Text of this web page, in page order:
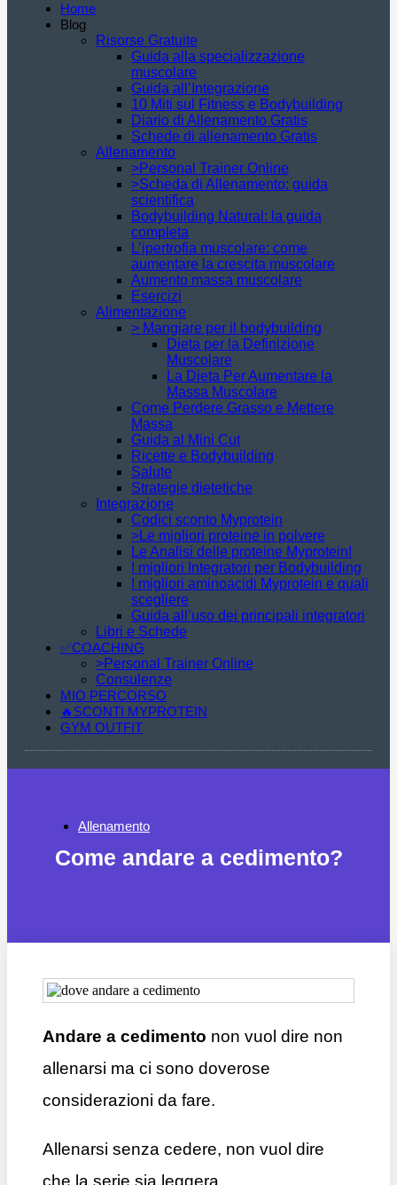
Home
Blog
Risorse Gratuite
Guida alla specializzazione
muscolare
Guida all’Integrazione
10 Miti sul Fitness e Bodybuilding
Diario di Allenamento Gratis
Schede di allenamento Gratis
Allenamento
>Personal Trainer Online
>Scheda di Allenamento: guida
scientifica
Bodybuilding Natural: la guida
completa
L’ipertrofia muscolare: come
aumentare la crescita muscolare
Aumento massa muscolare
Esercizi
Alimentazione
> Mangiare per il bodybuilding
Dieta per la Definizione
Muscolare
La Dieta Per Aumentare la
Massa Muscolare
Come Perdere Grasso e Mettere
Massa
Guida al Mini Cut
Ricette e Bodybuilding
Salute
Strategie dietetiche
Integrazione
Codici sconto Myprotein
>Le migliori proteine in polvere
Le Analisi delle proteine Myprotein!
I migliori Integratori per Bodybuilding
I migliori aminoacidi Myprotein e quali
scegliere
Guida all’uso dei principali integratori
Libri e Schede
✅COACHING
>Personal Trainer Online
Consulenze
MIO PERCORSO
🔥SCONTI MYPROTEIN
GYM OUTFIT
Allenamento
Come andare a cedimento?
Andare a cedimento non vuol dire non
allenarsi ma ci sono doverose
considerazioni da fare.
Allenarsi senza cedere, non vuol dire
che la serie sia leggera.